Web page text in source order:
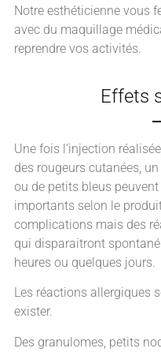
Notre esthéticienne vous
avec du maquillage
reprendre vos activités.
Effets
Une fois l’injection
des rougeurs cutanées,
ou de petits bleus
importants selon le
complications mais des
qui disparaitront
heures ou quelques jours.
Les réactions allergiques
exister.
Des granulomes, petits